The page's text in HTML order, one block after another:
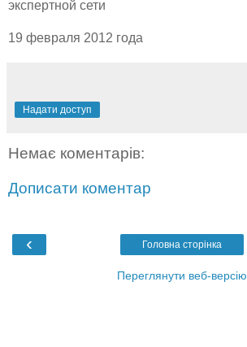
экспертной сети
19 февраля 2012 года
Надати доступ
Немає коментарів:
Дописати коментар
‹ Головна сторінка
Переглянути веб-версію